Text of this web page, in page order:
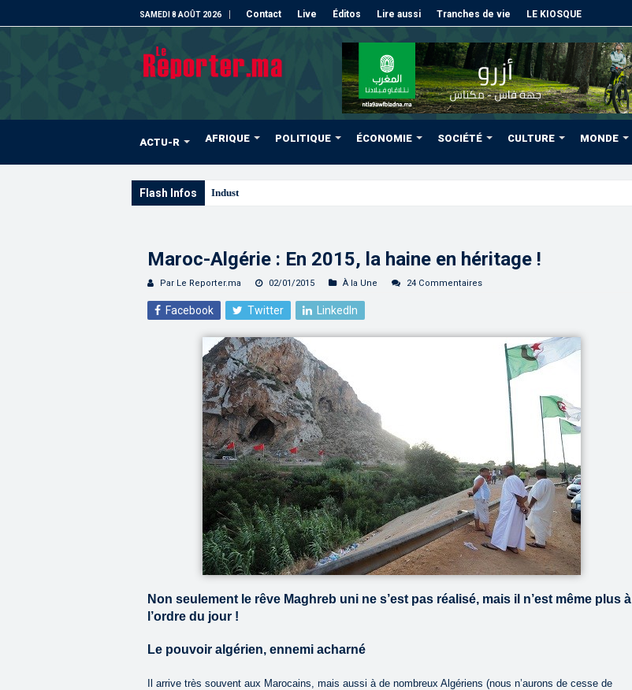
SAMEDI 8 AOÛT 2026 Contact Live Éditos Lire aussi Tranches de vie LE KIOSQUE
ACTU-R AFRIQUE POLITIQUE ÉCONOMIE SOCIÉTÉ CULTURE MONDE
Flash Infos Industrie | Le climat général des affaires jug
Maroc-Algérie : En 2015, la haine en héritage !
Par Le Reporter.ma 02/01/2015 À la Une 24 Commentaires
Facebook Twitter LinkedIn
Non seulement le rêve Maghreb uni ne s’est pas réalisé, mais il n’est même plus à
l’ordre du jour !
Le pouvoir algérien, ennemi acharné
Il arrive très souvent aux Marocains, mais aussi à de nombreux Algériens (nous n’aurons de cesse de